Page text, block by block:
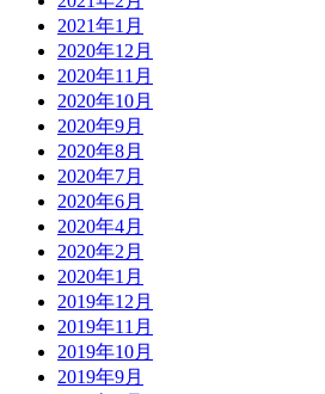
2021年1月
2020年12月
2020年11月
2020年10月
2020年9月
2020年8月
2020年7月
2020年6月
2020年4月
2020年2月
2020年1月
2019年12月
2019年11月
2019年10月
2019年9月